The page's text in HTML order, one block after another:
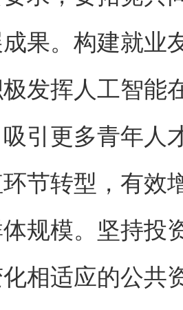
果。构建就业
发挥人工智能
引更多青年人
节转型，有效
规模。坚持投
相适应的公共